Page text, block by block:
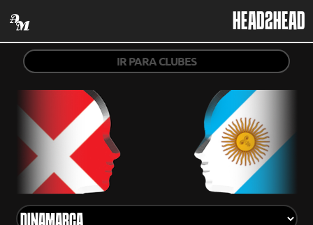
HEAD2HEAD
IR PARA CLUBES